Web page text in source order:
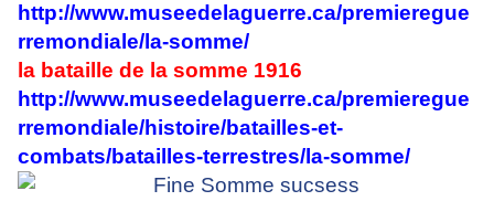
http://www.museedelaguerre.ca/premieregue
rremondiale/la-somme/
la bataille de la somme 1916
http://www.museedelaguerre.ca/premieregue
rremondiale/histoire/batailles-et-
combats/batailles-terrestres/la-somme/